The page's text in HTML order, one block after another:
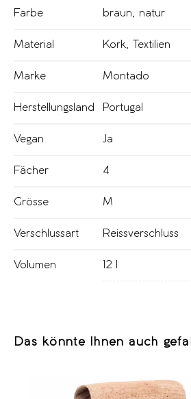
Farbe braun, natur
Material Kork, Textilien
Marke Montado
Herstellungsland Portugal
Vegan Ja
Fächer 4
Grösse M
Verschlussart Reissverschluss
Volumen 12 l
Das könnte Ihnen auch